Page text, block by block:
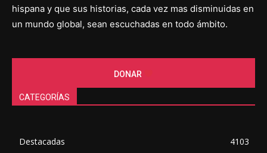
hispana y que sus historias, cada vez mas disminuidas en
un mundo global, sean escuchadas en todo ámbito.
DONAR
CATEGORÍAS
Destacadas
4103